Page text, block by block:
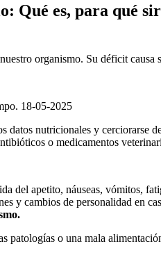
Qué es, para qué
organismo. Su déficit causa
18-05-2025
datos nutricionales y cerciorarse
o medicamentos
del apetito, náuseas, vómitos,
y cambios de personalidad en
patologías o una mala